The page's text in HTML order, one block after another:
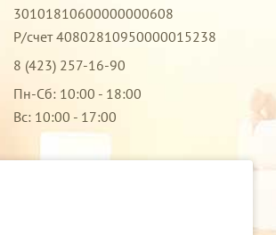
30101810600000000608
Р/счет 40802810950000015238
8 (423) 257-16-90
Пн-Сб: 10:00 - 18:00
Вс: 10:00 - 17:00